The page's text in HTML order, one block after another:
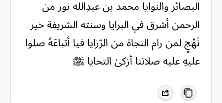
البصائر والنوايا محمد بن عبدِالله نور من
الرحمن أشرق في البرايا وسنته الشريفة خير
نَهْجٍ لمن رام النجاة من الرّزايا فيا أتباعَهُ صلوا
عليهِ عليه صلاتنا أزكىٰ التحايا ﷺ